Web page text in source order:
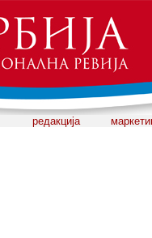
редакција